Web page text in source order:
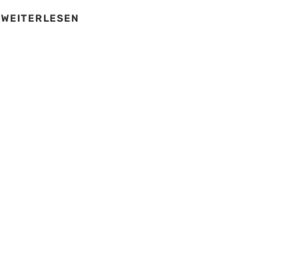
WEITERLESEN